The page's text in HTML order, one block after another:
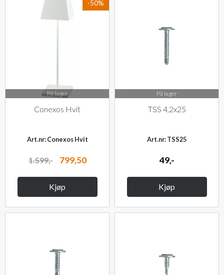
-50%
På lager
Conexos Hvit
Art.nr: Conexos Hvit
1.599,- 799,50
Kjøp
På lager
TSS 4,2x25
Art.nr: TSS25
49,-
Kjøp